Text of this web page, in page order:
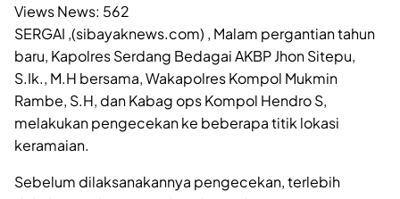
Views News: 562
SERGAI ,(sibayaknews.com) , Malam pergantian tahun
baru, Kapolres Serdang Bedagai AKBP Jhon Sitepu,
S.Ik., M.H bersama, Wakapolres Kompol Mukmin
Rambe, S.H, dan Kabag ops Kompol Hendro S,
melakukan pengecekan ke beberapa titik lokasi
keramaian.
Sebelum dilaksanakannya pengecekan, terlebih